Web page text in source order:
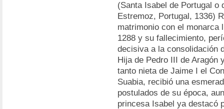
(Santa Isabel de Portugal o
Estremoz, Portugal, 1336)
matrimonio con el monarca
1288 y su fallecimiento,
decisiva a la consolidación
Hija de Pedro III de Aragón
tanto nieta de Jaime I el
Suabia, recibió una
postulados de su época,
princesa Isabel ya destacó